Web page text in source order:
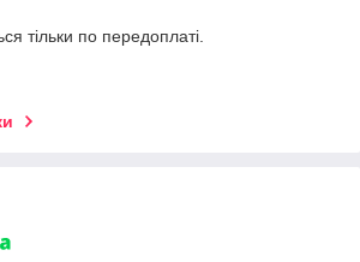
тільки по передоплаті.